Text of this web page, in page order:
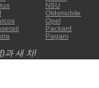
NSU
Oldsmobile
Opel
Packard
Pagani
과 새 차!